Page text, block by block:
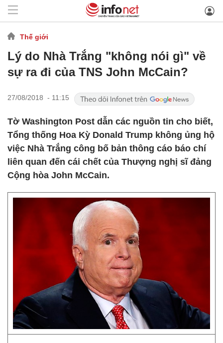
Thế giới
Lý do Nhà Trắng "không nói gì" về
sự ra đi của TNS John McCain?
27/08/2018 - 11:15
Tờ Washington Post dẫn các nguồn tin cho biết,
Tổng thống Hoa Kỳ Donald Trump không ủng hộ
việc Nhà Trắng công bố bản thông cáo báo chí
liên quan đến cái chết của Thượng nghị sĩ đảng
Cộng hòa John McCain.